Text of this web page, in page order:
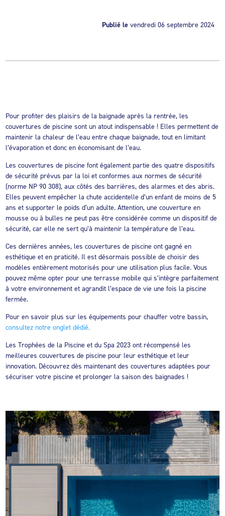
Publié le vendredi 06 septembre 2024
Pour profiter des plaisirs de la baignade après la rentrée, les
couvertures de piscine sont un atout indispensable ! Elles permettent de
maintenir la chaleur de l’eau entre chaque baignade, tout en limitant
l’évaporation et donc en économisant de l’eau.
Les couvertures de piscine font également partie des quatre dispositifs
de sécurité prévus par la loi et conformes aux normes de sécurité
(norme NP 90 308), aux côtés des barrières, des alarmes et des abris.
Elles peuvent empêcher la chute accidentelle d’un enfant de moins de 5
ans et supporter le poids d’un adulte. Attention, une couverture en
mousse ou à bulles ne peut pas être considérée comme un dispositif de
sécurité, car elle ne sert qu’à maintenir la température de l’eau.
Ces dernières années, les couvertures de piscine ont gagné en
esthétique et en praticité. Il est désormais possible de choisir des
modèles entièrement motorisés pour une utilisation plus facile. Vous
pouvez même opter pour une terrasse mobile qui s’intègre parfaitement
à votre environnement et agrandit l’espace de vie une fois la piscine
fermée.
Pour en savoir plus sur les équipements pour chauffer votre bassin,
consultez notre onglet dédié.
Les Trophées de la Piscine et du Spa 2023 ont récompensé les
meilleures couvertures de piscine pour leur esthétique et leur
innovation. Découvrez dès maintenant des couvertures adaptées pour
sécuriser votre piscine et prolonger la saison des baignades !